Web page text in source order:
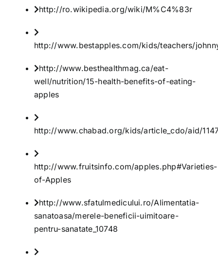
http://ro.wikipedia.org/wiki/M%C4%83r
http://www.bestapples.com/kids/teachers/
http://www.besthealthmag.ca/eat-
well/nutrition/15-health-benefits-of-eating-
apples
http://www.chabad.org/kids/article_cdo/aid/
http://www.fruitsinfo.com/apples.php#Varieties-
of-Apples
http://www.sfatulmedicului.ro/Alimentatia-
sanatoasa/merele-beneficii-uimitoare-
pentru-sanatate_10748